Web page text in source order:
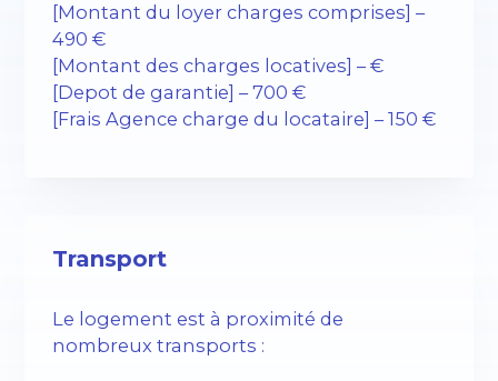
[Montant du loyer charges comprises] –
490 €
[Montant des charges locatives] – €
[Depot de garantie] – 700 €
[Frais Agence charge du locataire] – 150 €
Transport
Le logement est à proximité de
nombreux transports :